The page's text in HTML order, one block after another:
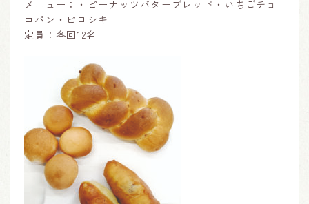
メニュー：・ピーナッツバターブレッド・いちごチョ
コパン・ピロシキ
定員：各回12名